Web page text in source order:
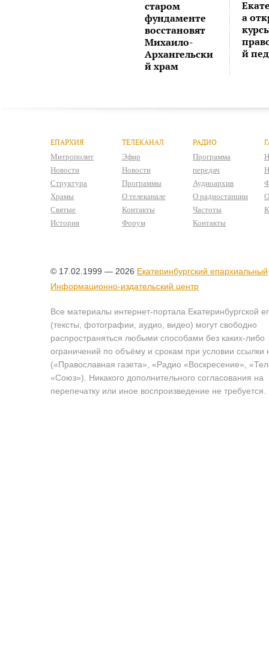
старом
фундаменте
восстановят
Михаило-
Архангельски
й храм
а
й
ЕПАРХИЯ
Митрополит
Новости
Структура
Храмы
Святые
История
ТЕЛЕКАНАЛ
Эфир
Новости
Программы
О телеканале
Контакты
Форум
РАДИО
Программа
передач
Аудиоархив
О радиостанции
Частоты
Контакты
© 17.02.1999 — 2026 Екатеринбургский епархиальный
Информационно-издательский центр
Все материалы интернет-портала Екатеринбургской
(тексты, фотографии, аудио, видео) могут свободно
распространяться любыми способами без каких-либо
ограничений по объёму и срокам при условии ссылки
(«Православная газета», «Радио «Воскресение»,
«Союз»). Никакого дополнительного согласования на
перепечатку или иное воспроизведение не требуется.